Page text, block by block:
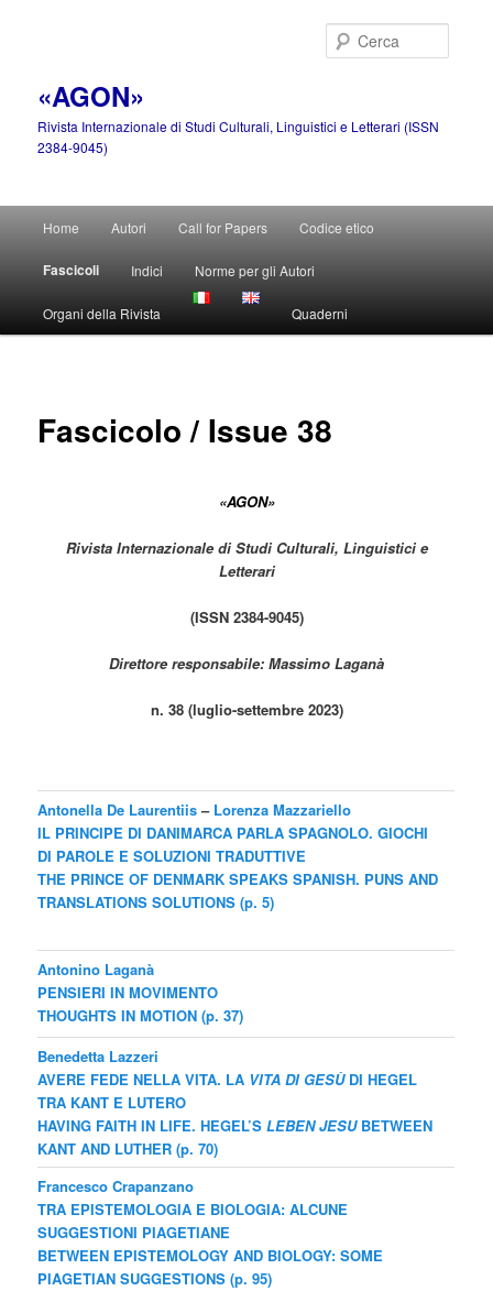
«AGON»
Rivista Internazionale di Studi Culturali, Linguistici e Letterari (ISSN
2384-9045)
principale
Home Autori Call for Papers Codice etico
Fascicoli Indici Norme per gli Autori
Organi della Rivista Quaderni
Fascicolo / Issue 38
«AGON»
Rivista Internazionale di Studi Culturali, Linguistici e
Letterari
(ISSN 2384-9045)
Direttore responsabile: Massimo Laganà
n. 38 (luglio-settembre 2023)
Antonella De Laurentiis– Lorenza Mazzariello
IL PRINCIPE DI DANIMARCA PARLA SPAGNOLO. GIOCHI
DI PAROLE E SOLUZIONI TRADUTTIVE
THE PRINCE OF DENMARK SPEAKS SPANISH. PUNS AND
TRANSLATIONS SOLUTIONS (p. 5)
Antonino Laganà
PENSIERI IN MOVIMENTO
THOUGHTS IN MOTION(p. 37)
Benedetta Lazzeri
AVERE FEDE NELLA VITA. LA VITA DI GESÙDI HEGEL
TRA KANT E LUTERO
HAVING FAITH IN LIFE. HEGEL’SLEBEN JESUBETWEEN
KANT AND LUTHER (p. 70)
Francesco Crapanzano
TRA EPISTEMOLOGIA E BIOLOGIA: ALCUNE
SUGGESTIONI PIAGETIANE
BETWEEN EPISTEMOLOGY AND BIOLOGY:SOME
PIAGETIAN SUGGESTIONS (p. 95)